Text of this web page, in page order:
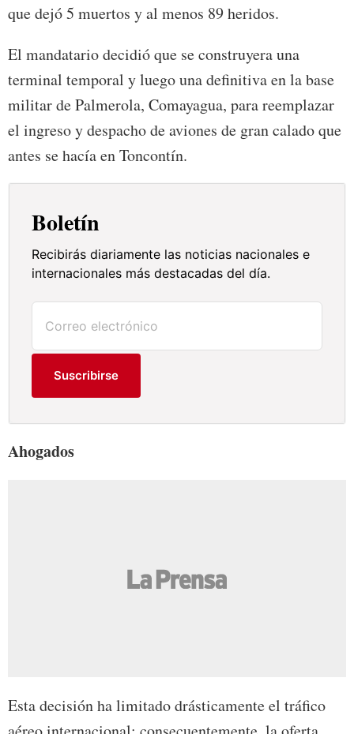
que dejó 5 muertos y al menos 89 heridos.
El mandatario decidió que se construyera una
terminal temporal y luego una definitiva en la base
militar de Palmerola, Comayagua, para reemplazar
el ingreso y despacho de aviones de gran calado que
antes se hacía en Toncontín.
Boletín
Recibirás diariamente las noticias nacionales e
internacionales más destacadas del día.
Suscribirse
Ahogados
Esta decisión ha limitado drásticamente el tráfico